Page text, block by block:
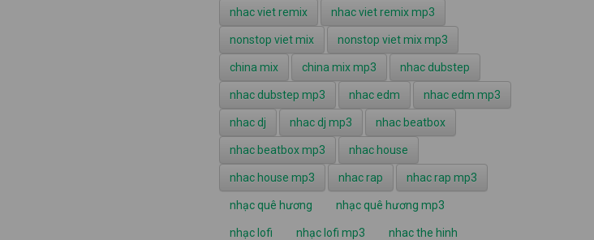
nhac viet remix nhac viet remix mp3
nonstop viet mix nonstop viet mix mp3
china mix china mix mp3 nhac dubstep
nhac dubstep mp3 nhac edm nhac edm mp3
nhac dj nhac dj mp3 nhac beatbox
nhac beatbox mp3 nhac house
nhac house mp3 nhac rap nhac rap mp3
nhạc quê hương nhạc quê hương mp3
nhạc lofi nhạc lofi mp3 nhac the hinh